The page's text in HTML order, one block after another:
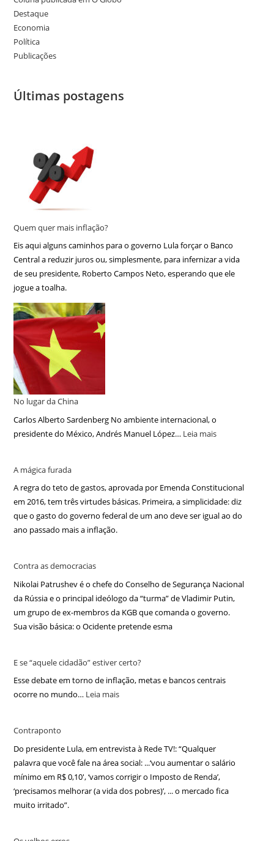
Destaque
Economia
Política
Publicações
Últimas postagens
Quem quer mais inflação?
Eis aqui alguns caminhos para o governo Lula forçar o Banco
Central a reduzir juros ou, simplesmente, para infernizar a vida
de seu presidente, Roberto Campos Neto, esperando que ele
jogue a toalha.
No lugar da China
Carlos Alberto Sardenberg No ambiente internacional, o
presidente do México, Andrés Manuel López… Leia mais
A mágica furada
A regra do teto de gastos, aprovada por Emenda Constitucional
em 2016, tem três virtudes básicas. Primeira, a simplicidade: diz
que o gasto do governo federal de um ano deve ser igual ao do
ano passado mais a inflação.
Contra as democracias
Nikolai Patrushev é o chefe do Conselho de Segurança Nacional
da Rússia e o principal ideólogo da “turma” de Vladimir Putin,
um grupo de ex-membros da KGB que comanda o governo.
Sua visão básica: o Ocidente pretende esma
E se “aquele cidadão” estiver certo?
Esse debate em torno de inflação, metas e bancos centrais
ocorre no mundo… Leia mais
Contraponto
Do presidente Lula, em entrevista à Rede TV!: “Qualquer
palavra que você fale na área social: ...‘vou aumentar o salário
mínimo em R$ 0,10′, ‘vamos corrigir o Imposto de Renda’,
‘precisamos melhorar (a vida dos pobres)’, ... o mercado fica
muito irritado”.